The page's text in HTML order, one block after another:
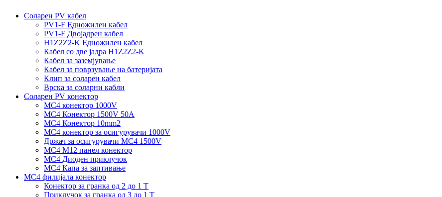
Соларен PV кабел
PV1-F Едножилен кабел
PV1-F Двојадрен кабел
H1Z2Z2-K Едножилен кабел
Кабел со две јадра H1Z2Z2-K
Кабел за заземјување
Кабел за поврзување на батеријата
Клип за соларен кабел
Врска за соларни кабли
Соларен PV конектор
MC4 конектор 1000V
MC4 Конектор 1500V 50A
MC4 Конектор 10mm2
MC4 конектор за осигурувачи 1000V
Држач за осигурувачи MC4 1500V
MC4 M12 панел конектор
MC4 Диоден приклучок
MC4 Капа за заптивање
MC4 филијала конектор
Конектор за гранка од 2 до 1 Т
Приклучок за гранка од 3 до 1 Т